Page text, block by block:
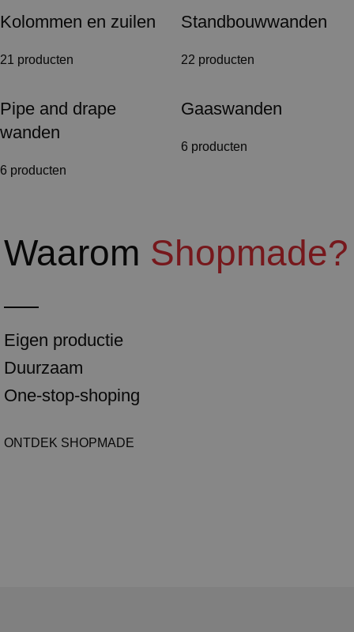
Kolommen en zuilen
21 producten
Standbouwwanden
22 producten
Pipe and drape
wanden
6 producten
Gaaswanden
6 producten
Waarom Shopmade?
Eigen productie
Duurzaam
One-stop-shoping
ONTDEK SHOPMADE